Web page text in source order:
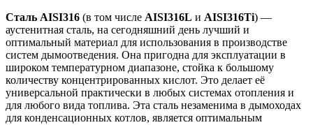
Сталь AISI316 (в том числе AISI316L и AISI316Ti) —
аустенитная сталь, на сегодняшний день лучший и
оптимальный материал для использования в производстве
систем дымоотведения. Она пригодна для эксплуатации в
широком температурном диапазоне, стойка к большому
количеству концентрированных кислот. Это делает её
универсаль­ной практически в любых системах отопления и
для любого вида топлива. Эта сталь незаменима в дымоходах
для конденсационных котлов, является оптимальным